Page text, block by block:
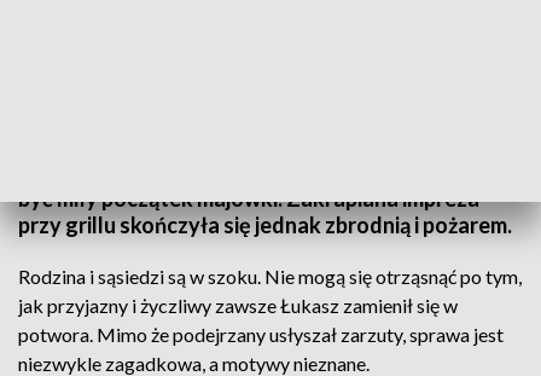
być miły początek majówki. Zakrapiana impreza
przy grillu skończyła się jednak zbrodnią i pożarem.
Rodzina i sąsiedzi są w szoku. Nie mogą się otrząsnąć po tym,
jak przyjazny i życzliwy zawsze Łukasz zamienił się w
potwora. Mimo że podejrzany usłyszał zarzuty, sprawa jest
niezwykle zagadkowa, a motywy nieznane.